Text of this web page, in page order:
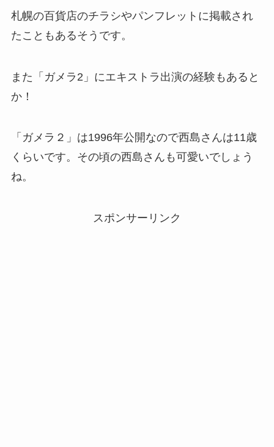
札幌の百貨店のチラシやパンフレットに掲載され
たこともあるそうです。
また「ガメラ2」にエキストラ出演の経験もあると
か！
「ガメラ２」は1996年公開なので西島さんは11歳
くらいです。その頃の西島さんも可愛いでしょう
ね。
スポンサーリンク